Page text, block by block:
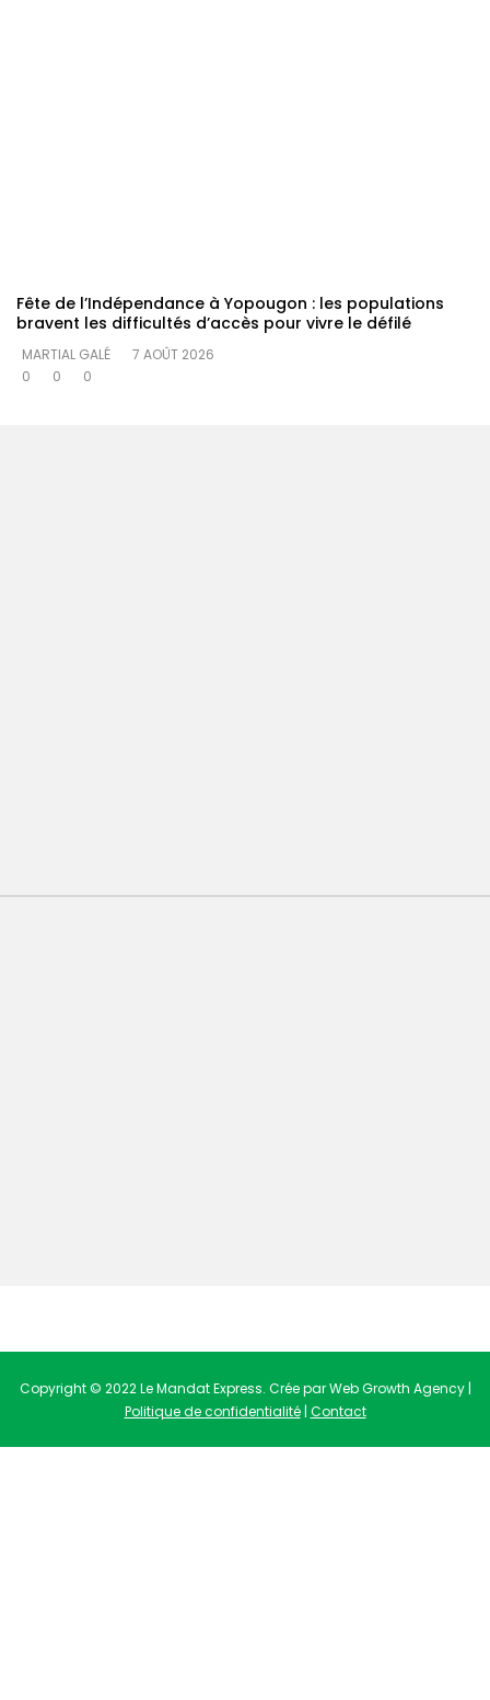
Fête de l’Indépendance à Yopougon : les populations
bravent les difficultés d’accès pour vivre le défilé
MARTIAL GALÉ
7 AOÛT 2026
0
0 0
Copyright © 2022 Le Mandat Express. Crée par Web Growth Agency |
Politique de confidentialité| Contact